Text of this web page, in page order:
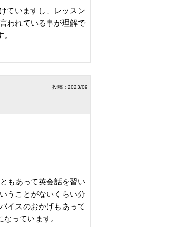
ていますし、レッスン
われている事が理解で
投稿：2023/09
もあって英会話を習い
うことがないくらい分
イスのおかげもあって
っています。